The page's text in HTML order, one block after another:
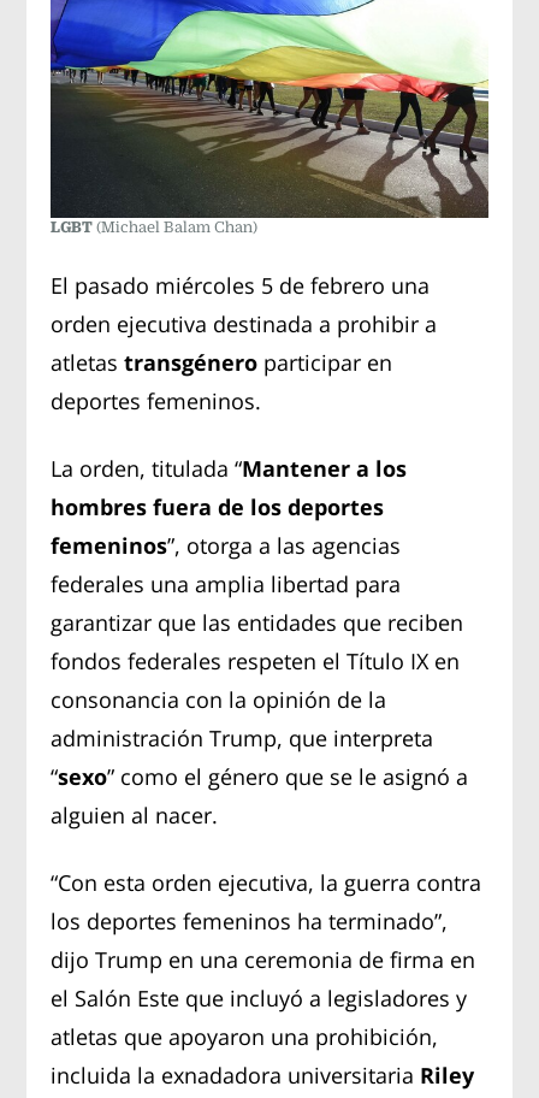
LGBT(Michael Balam Chan)
El pasado miércoles 5 de febrero una
orden ejecutiva destinada a prohibir a
atletastransgénero participar en
deportes femeninos.
La orden, titulada “Mantener a los
hombres fuera de los deportes
femeninos”, otorga a las agencias
federales una amplia libertad para
garantizar que las entidades que reciben
fondos federales respeten el Título IX en
consonancia con la opinión de la
administración Trump, que interpreta
“sexo” como el género que se le asignó a
alguien al nacer.
“Con esta orden ejecutiva, la guerra contra
los deportes femeninos ha terminado”,
dijo Trump en una ceremonia de firma en
el Salón Este que incluyó a legisladores y
atletas que apoyaron una prohibición,
incluida la exnadadora universitaria Riley